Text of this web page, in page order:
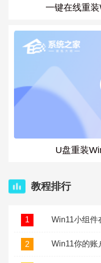
一键在线重
U盘重装
教程排行
1 Win11小组件
2